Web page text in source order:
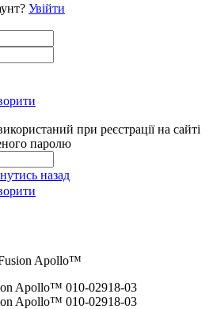
Увійти
при реєстрації на сайті
паролю
назад
Apollo™